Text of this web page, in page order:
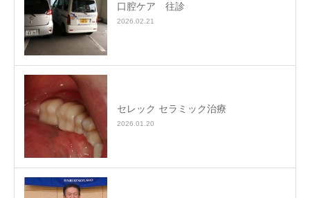
口腔ケア 往診
2026.02.21
セレック セラミック治療
2026.01.20